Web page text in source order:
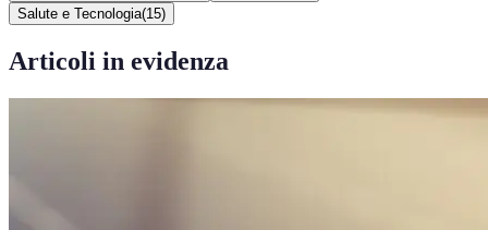
Salute e Tecnologia(15)
Articoli in evidenza